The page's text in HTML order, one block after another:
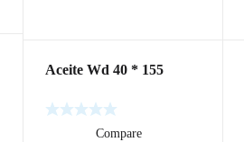
Aceite Wd 40 * 155
Compare